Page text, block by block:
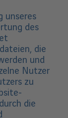
unseres
des
die
und
Nutzer
zu
die